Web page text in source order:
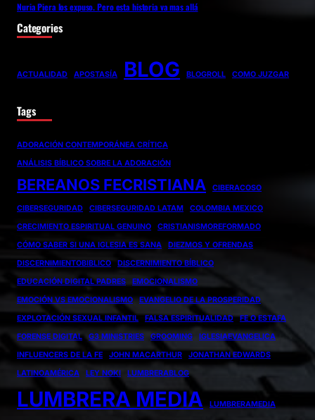
Nuria Piera los expuso. Pero esta historia va mas allá
Categories
ACTUALIDAD APOSTASÍA BLOG BLOGROLL COMO JUZGAR
Tags
ADORACIÓN CONTEMPORÁNEA CRÍTICA
ANÁLISIS BÍBLICO SOBRE LA ADORACIÓN
BEREANOS FECRISTIANA CIBERACOSO
CIBERSEGURIDAD CIBERSEGURIDAD LATAM
COLOMBIA MEXICO
CRECIMIENTO ESPIRITUAL GENUINO
CRISTIANISMOREFORMADO
CÓMO SABER SI UNA IGLESIA ES SANA
DIEZMOS Y OFRENDAS
DISCERNIMIENTOBIBLICO
DISCERNIMIENTO BÍBLICO
EDUCACIÓN DIGITAL PADRES
EMOCIONALISMO
EMOCIÓN VS EMOCIONALISMO
EVANGELIO DE LA PROSPERIDAD
EXPLOTACIÓN SEXUAL INFANTIL
FALSA ESPIRITUALIDAD
FE O ESTAFA
FORENSE DIGITAL
G3 MINISTRIES GROOMING
IGLESIAEVANGELICA
INFLUENCERS DE LA FE
JOHN MACARTHUR
JONATHAN EDWARDS
LATINOAMÉRICA
LEY NOKI LUMBRERABLOG
LUMBRERA MEDIA LUMBRERAMEDIA